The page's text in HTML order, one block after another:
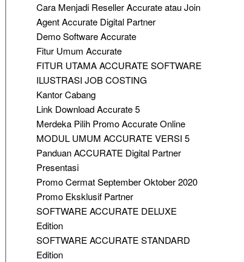
Cara Menjadi Reseller Accurate atau Join
Agent Accurate Digital Partner
Demo Software Accurate
Fitur Umum Accurate
FITUR UTAMA ACCURATE SOFTWARE
ILUSTRASI JOB COSTING
Kantor Cabang
Link Download Accurate 5
Merdeka Pilih Promo Accurate Online
MODUL UMUM ACCURATE VERSI 5
Panduan ACCURATE Digital Partner
Presentasi
Promo Cermat September Oktober 2020
Promo Eksklusif Partner
SOFTWARE ACCURATE DELUXE
Edition
SOFTWARE ACCURATE STANDARD
Edition